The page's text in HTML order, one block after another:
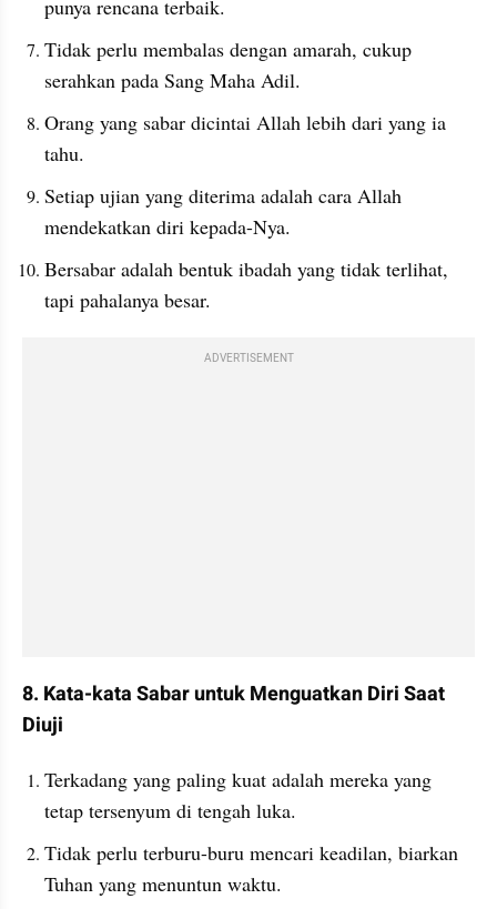
punya rencana terbaik.
Tidak perlu membalas dengan amarah, cukup
serahkan pada Sang Maha Adil.
Orang yang sabar dicintai Allah lebih dari yang ia
tahu.
Setiap ujian yang diterima adalah cara Allah
mendekatkan diri kepada-Nya.
Bersabar adalah bentuk ibadah yang tidak terlihat,
tapi pahalanya besar.
ADVERTISEMENT
8. Kata-kata Sabar untuk Menguatkan Diri Saat
Diuji
Terkadang yang paling kuat adalah mereka yang
tetap tersenyum di tengah luka.
Tidak perlu terburu-buru mencari keadilan, biarkan
Tuhan yang menuntun waktu.